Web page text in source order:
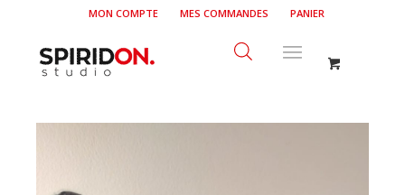
MON COMPTE MES COMMANDES PANIER